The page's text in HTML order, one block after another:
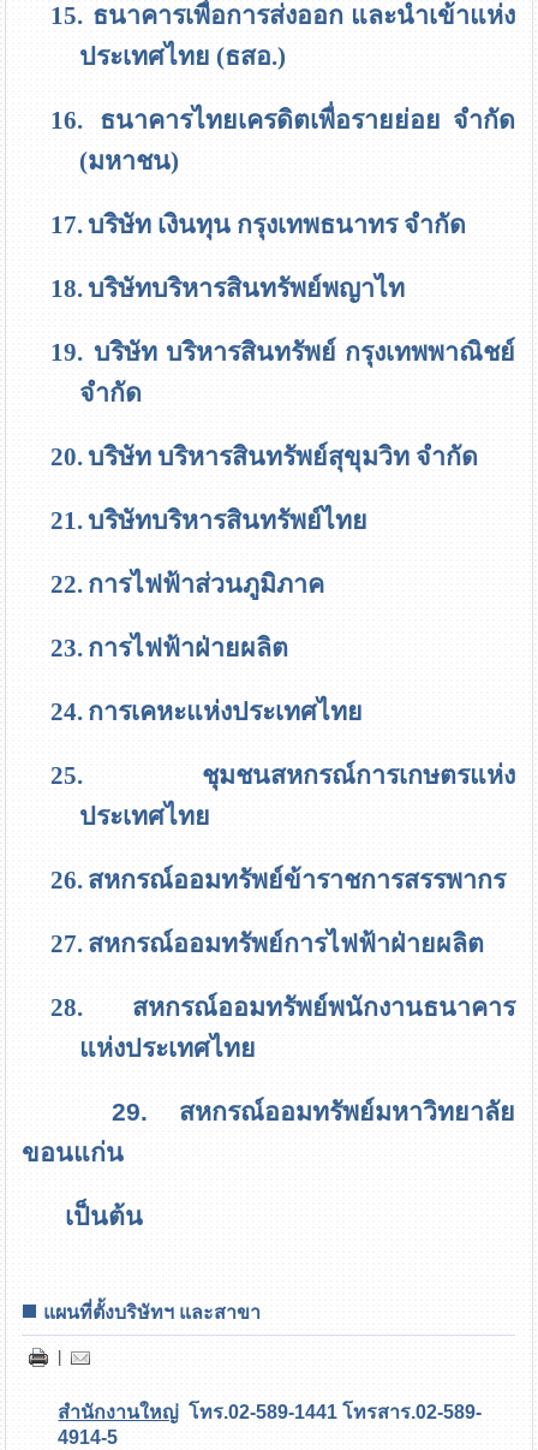
15. ธนาคารเพื่อการส่งออก และนำเข้าแห่ง
ประเทศไทย (ธสอ.)
16.
ธนาคารไทยเครดิตเพื่อรายย่อย จำกัด
(มหาชน)
17.บริษัท เงินทุน กรุงเทพธนาทร จำกัด
18.บริษัทบริหารสินทรัพย์พญาไท
19. บริษัท บริหารสินทรัพย์ กรุงเทพพาณิชย์
จำกัด
20.บริษัท บริหารสินทรัพย์สุขุมวิท จำกัด
21.บริษัทบริหารสินทรัพย์ไทย
22. การไฟฟ้าส่วนภูมิภาค
23. การไฟฟ้าฝ่ายผลิต
24. การเคหะแห่งประเทศไทย
25.
ชุมชนสหกรณ์การเกษตรแห่ง
ประเทศไทย
26. สหกรณ์ออมทรัพย์ข้าราชการสรรพากร
27. สหกรณ์ออมทรัพย์การไฟฟ้าฝ่ายผลิต
28.
สหกรณ์ออมทรัพย์พนักงานธนาคาร
แห่งประเทศไทย
29. สหกรณ์ออมทรัพย์มหาวิทยาลัย
ขอนแก่น
เป็นต้น
แผนที่ตั้งบริษัทฯ และสาขา
|
สำนักงานใหญ่ โทร.02-589-1441 โทรสาร.02-589-
4914-5